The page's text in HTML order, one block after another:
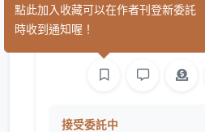
楓鈴
接受委託中
點此加入收藏可以在作者刊登新委託
時收到通知喔！